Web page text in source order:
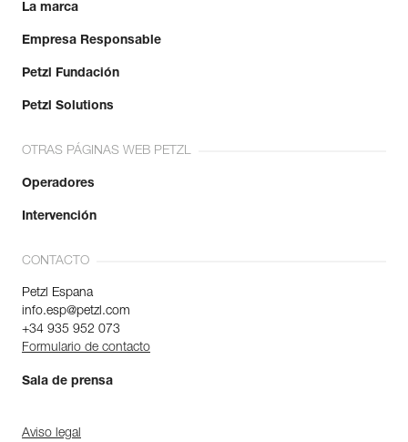
La marca
Empresa Responsable
Petzl Fundación
Petzl Solutions
OTRAS PÁGINAS WEB PETZL
Operadores
Intervención
CONTACTO
Petzl Espana
info.esp@petzl.com
+34 935 952 073
Formulario de contacto
Sala de prensa
Aviso legal